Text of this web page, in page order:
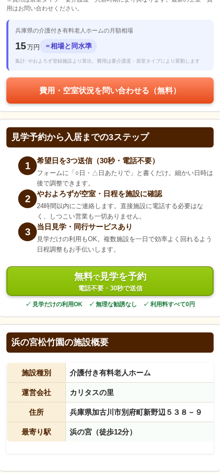
用はお問い合わせください。
兵庫県の介護付き有料老人ホームの月額相場
15万円 ＝相場と同水準
集計: やおよろず登録施設より算出。費用は要介護度・居室タイプにより変動します
費用・空室状況を問い合わせる（無料）
見学予約から入居までの3ステップ
1 希望日を3つ送信（30秒・電話不要）
フォームに「○日・△日あたりで」と書くだけ。細かい日時は
後で調整できます。
2 やおよろずが空室・日程を施設に確認
24時間以内にご連絡します。直接施設に電話する必要はな
く、しつこい営業も一切ありません。
3 当日見学・同行サービスあり
見学だけの利用もOK。複数施設を一日で効率よく回れるよう
日程調整もお手伝いします。
無料で見学を予約
電話不要・30秒で送信
✓ 見学だけの利用OK ✓ 無理な勧誘なし ✓ 利用料すべて0円
浜の宮松竹園の施設概要
施設種別 介護付き有料老人ホーム
運営会社 カリタスの里
住所 兵庫県加古川市別府町新野辺５３８－９
最寄り駅 浜の宮（徒歩12分）